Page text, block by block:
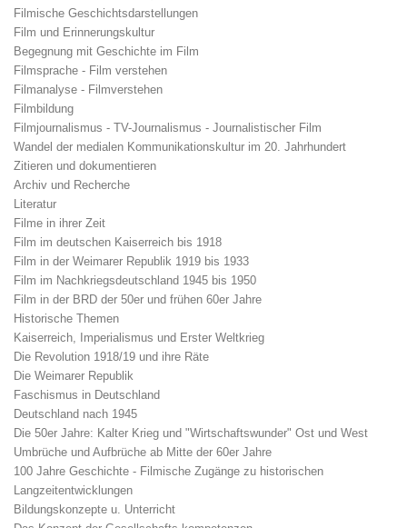
Filmische Geschichtsdarstellungen
Film und Erinnerungskultur
Begegnung mit Geschichte im Film
Filmsprache - Film verstehen
Filmanalyse - Filmverstehen
Filmbildung
Filmjournalismus - TV-Journalismus - Journalistischer Film
Wandel der medialen Kommunikationskultur im 20. Jahrhundert
Zitieren und dokumentieren
Archiv und Recherche
Literatur
Filme in ihrer Zeit
Film im deutschen Kaiserreich bis 1918
Film in der Weimarer Republik 1919 bis 1933
Film im Nachkriegsdeutschland 1945 bis 1950
Film in der BRD der 50er und frühen 60er Jahre
Historische Themen
Kaiserreich, Imperialismus und Erster Weltkrieg
Die Revolution 1918/19 und ihre Räte
Die Weimarer Republik
Faschismus in Deutschland
Deutschland nach 1945
Die 50er Jahre: Kalter Krieg und "Wirtschaftswunder" Ost und West
Umbrüche und Aufbrüche ab Mitte der 60er Jahre
100 Jahre Geschichte - Filmische Zugänge zu historischen
Langzeitentwicklungen
Bildungskonzepte u. Unterricht